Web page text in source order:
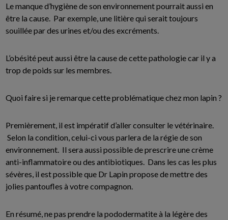
Le manque d’hygiène de son environnement pourrait aussi en
être la cause. Par exemple, une litière qui serait toujours
souillée par des urines et/ou des excréments.
L’obésité peut aussi être la cause de cette pathologie car il y a
trop de poids sur les membres.
Quoi faire si je remarque cette problématique chez mon lapin ?
Premièrement, il est impératif d’aller consulter le vétérinaire.
Selon la condition, celui-ci vous parlera de la régie de son
environnement. Il sera aussi possible de prescrire une crème
anti-inflammatoire ou des antibiotiques. Dans les cas les plus
sévères, il est possible que Dr Lapin propose de mettre des
jolies pantoufles à votre compagnon.
En résumé, ne pas prendre la pododermatite à la légère des